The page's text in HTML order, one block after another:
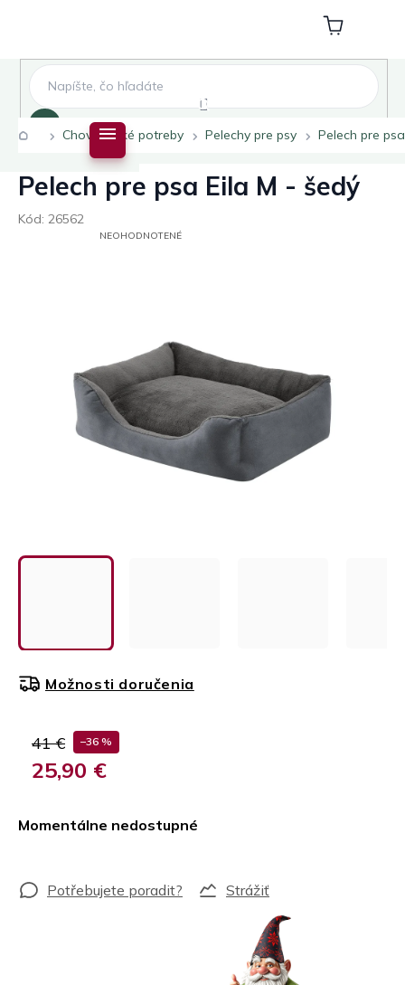
Nákupný
košík
Domov
Chovateľské potreby Pelechy pre psy Pelech pre
Pelech pre psa Eila M - šedý
Kód: 26562
PRIEMERNÉNEOHODNOTENÉ
41 € –36 %
25,90 €
Momentálne nedostupné
Možnosti doručenia
Strážiť